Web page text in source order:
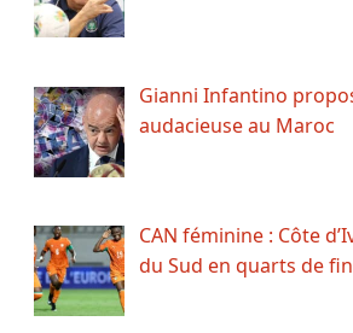
Gianni Infantino
audacieuse au Maroc
CAN féminine : Côte
du Sud en quarts de